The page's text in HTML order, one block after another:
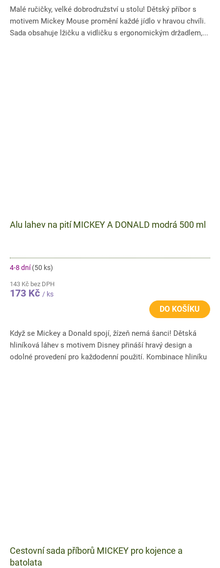
Malé ručičky, velké dobrodružství u stolu! Dětský příbor s
motivem Mickey Mouse promění každé jídlo v hravou chvíli.
Sada obsahuje lžičku a vidličku s ergonomickým držadlem,...
Alu lahev na pití MICKEY A DONALD modrá 500 ml
4-8 dní(50 ks)
143 Kč bez DPH
173 Kč / ks
DO KOŠÍKU
Když se Mickey a Donald spojí, žízeň nemá šanci! Dětská
hliníková láhev s motivem Disney přináší hravý design a
odolné provedení pro každodenní použití. Kombinace hliníku
Cestovní sada příborů MICKEY pro kojence a
batolata